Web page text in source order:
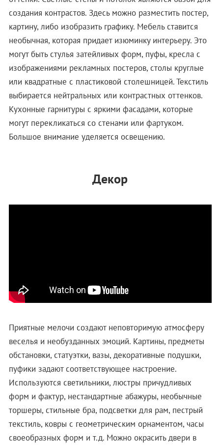
создания контрастов. Здесь можно разместить постер,
картину, либо изобразить графику. Мебель ставится
необычная, которая придает изюминку интерьеру. Это
могут быть стулья затейливых форм, пуфы, кресла с
изображениями рекламных постеров, столы круглые
или квадратные с пластиковой столешницей. Текстиль
выбирается нейтральных или контрастных оттенков.
Кухонные гарнитуры с яркими фасадами, которые
могут перекликаться со стенами или фартуком.
Большое внимание уделяется освещению.
Декор
Приятные мелочи создают неповторимую атмосферу
веселья и необузданных эмоций. Картины, предметы
обстановки, статуэтки, вазы, декоративные подушки,
пуфики задают соответствующее настроение.
Используются светильники, люстры причудливых
форм и фактур, нестандартные абажуры, необычные
торшеры, стильные бра, подсветки для рам, пестрый
текстиль, ковры с геометрическим орнаментом, часы
своеобразных форм и т.д. Можно окрасить двери в